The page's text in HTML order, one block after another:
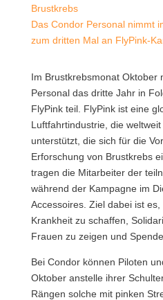
Das Condor Personal nimmt
zum dritten Mal an FlyPink-
Im Brustkrebsmonat Oktober
Personal das dritte Jahr in
FlyPink teil. FlyPink ist eine
Luftfahrtindustrie, die
unterstützt, die sich für die
Erforschung von Brustkrebs
tragen die Mitarbeiter der
während der Kampagne im
Accessoires. Ziel dabei ist
Krankheit zu schaffen,
Frauen zu zeigen und
Bei Condor können Piloten
Oktober anstelle ihrer
Rängen solche mit pinken